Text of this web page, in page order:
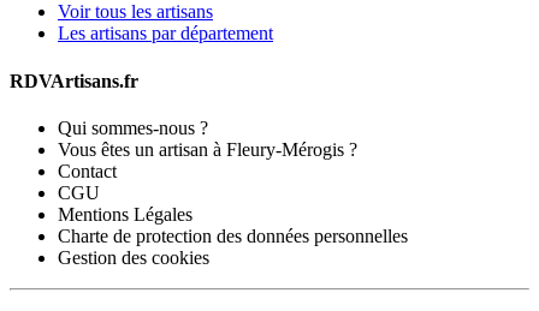
Voir tous les artisans
Les artisans par département
RDVArtisans.fr
Qui sommes-nous ?
Vous êtes un artisan à Fleury-Mérogis ?
Contact
CGU
Mentions Légales
Charte de protection des données personnelles
Gestion des cookies